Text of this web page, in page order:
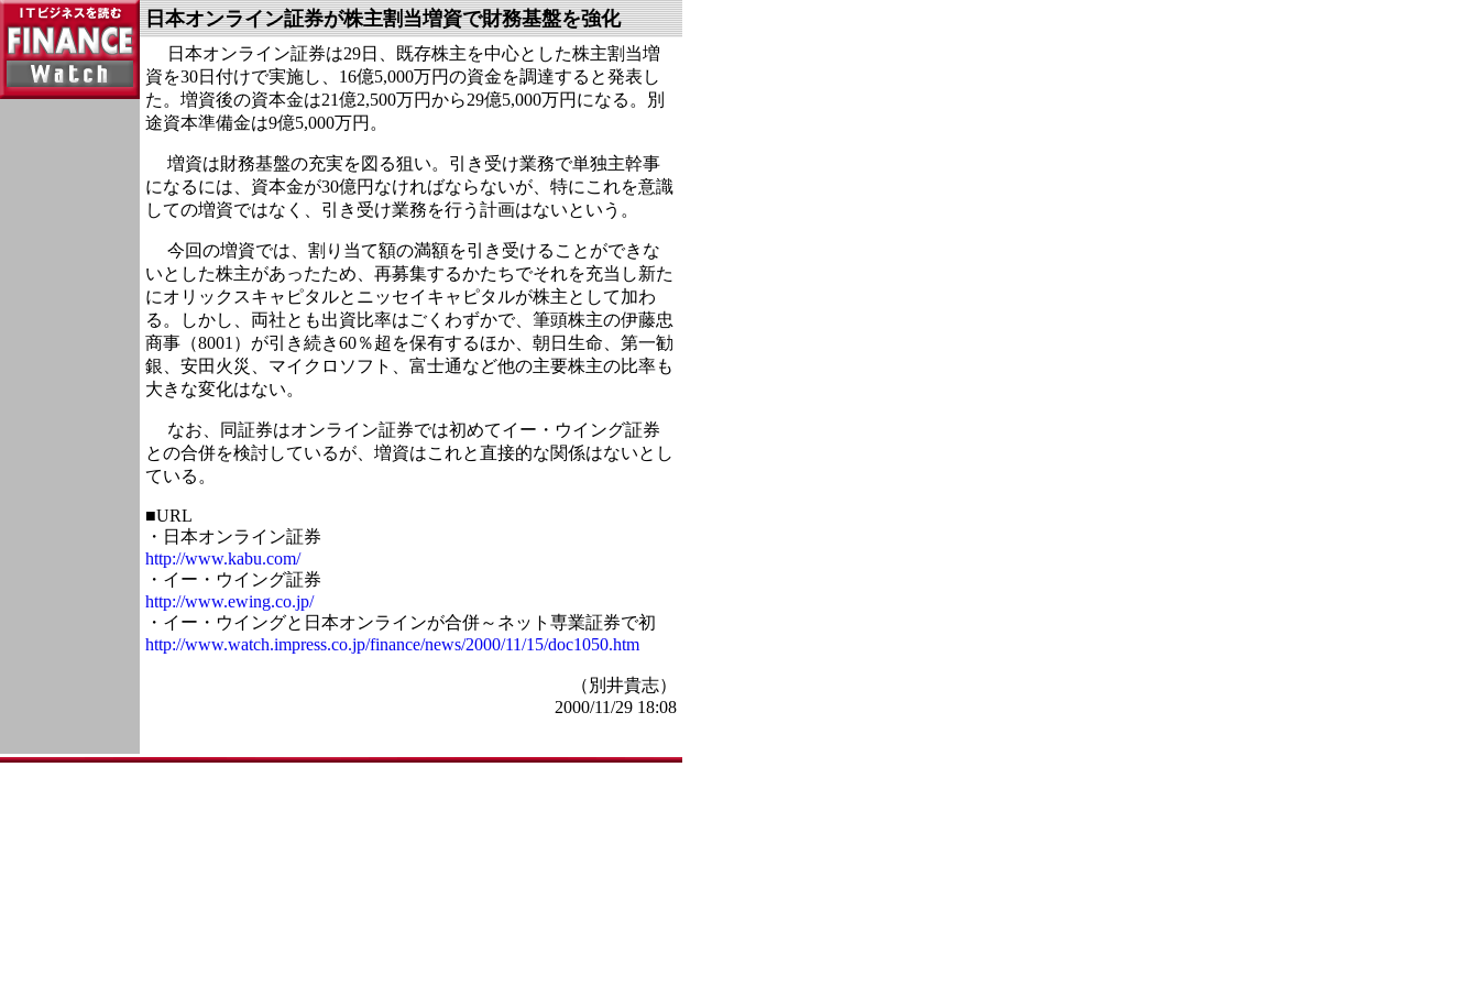
日本オンライン証券が株主割当増資で財務基盤を強化
日本オンライン証券は29日、既存株主を中心とした株主割当増
資を30日付けで実施し、16億5,000万円の資金を調達すると発表し
た。増資後の資本金は21億2,500万円から29億5,000万円になる。別
途資本準備金は9億5,000万円。
増資は財務基盤の充実を図る狙い。引き受け業務で単独主幹事
になるには、資本金が30億円なければならないが、特にこれを意識
しての増資ではなく、引き受け業務を行う計画はないという。
今回の増資では、割り当て額の満額を引き受けることができな
いとした株主があったため、再募集するかたちでそれを充当し新た
にオリックスキャピタルとニッセイキャピタルが株主として加わ
る。しかし、両社とも出資比率はごくわずかで、筆頭株主の伊藤忠
商事（8001）が引き続き60％超を保有するほか、朝日生命、第一勧
銀、安田火災、マイクロソフト、富士通など他の主要株主の比率も
大きな変化はない。
なお、同証券はオンライン証券では初めてイー・ウイング証券
との合併を検討しているが、増資はこれと直接的な関係はないとし
ている。
■URL
・日本オンライン証券
http://www.kabu.com/
・イー・ウイング証券
http://www.ewing.co.jp/
・イー・ウイングと日本オンラインが合併～ネット専業証券で初
http://www.watch.impress.co.jp/finance/news/2000/11/15/doc1050.htm
（別井貴志）
2000/11/29 18:08